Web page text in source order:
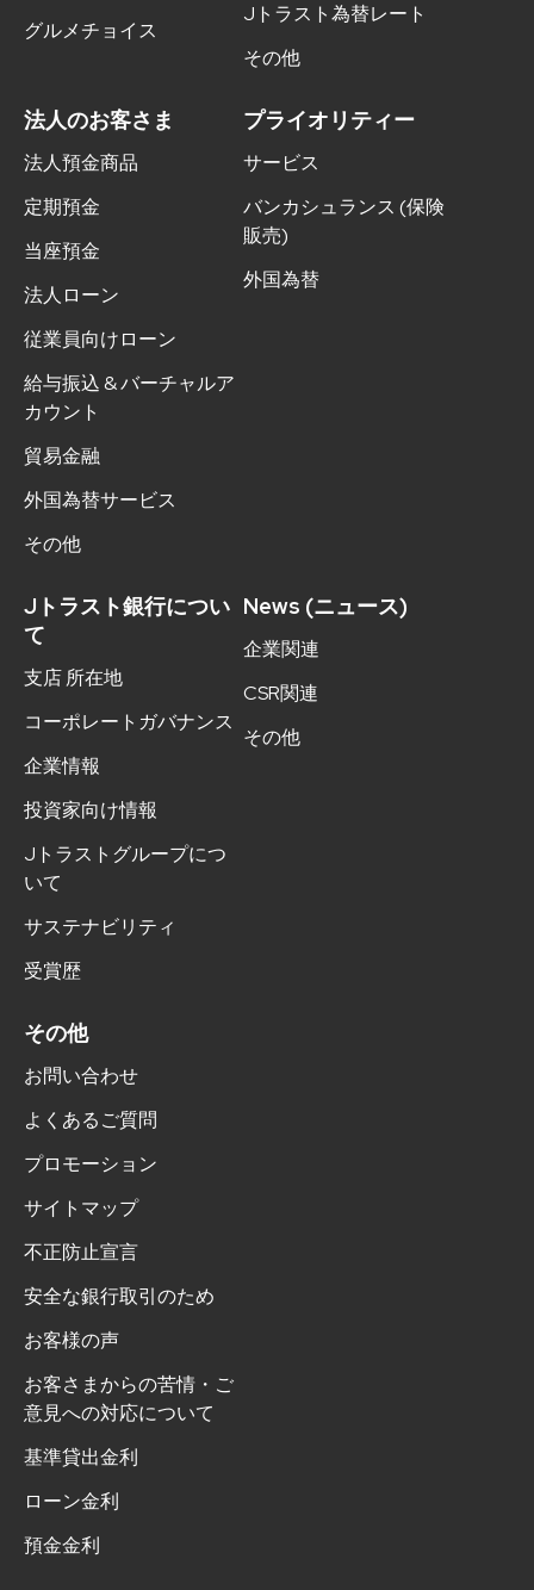
グルメチョイス
Jトラスト為替レート
その他
法人のお客さま
法人預金商品
定期預金
当座預金
法人ローン
従業員向けローン
給与振込 & バーチャルア
カウント
貿易金融
外国為替サービス
その他
プライオリティー
サービス
バンカシュランス (保険
販売)
外国為替
Jトラスト銀行につい
て
支店 所在地
コーポレートガバナンス
企業情報
投資家向け情報
Jトラストグループにつ
いて
サステナビリティ
受賞歴
News (ニュース)
企業関連
CSR関連
その他
その他
お問い合わせ
よくあるご質問
プロモーション
サイトマップ
不正防止宣言
安全な銀行取引のため
お客様の声
お客さまからの苦情・ご
意見への対応について
基準貸出金利
ローン金利
預金金利